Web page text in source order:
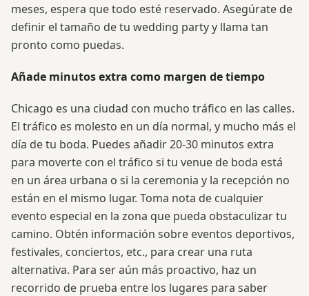
meses, espera que todo esté reservado. Asegúrate de
definir el tamaño de tu wedding party y llama tan
pronto como puedas.
Añade minutos extra como margen de tiempo
Chicago es una ciudad con mucho tráfico en las calles.
El tráfico es molesto en un día normal, y mucho más el
día de tu boda. Puedes añadir 20-30 minutos extra
para moverte con el tráfico si tu venue de boda está
en un área urbana o si la ceremonia y la recepción no
están en el mismo lugar. Toma nota de cualquier
evento especial en la zona que pueda obstaculizar tu
camino. Obtén información sobre eventos deportivos,
festivales, conciertos, etc., para crear una ruta
alternativa. Para ser aún más proactivo, haz un
recorrido de prueba entre los lugares para saber